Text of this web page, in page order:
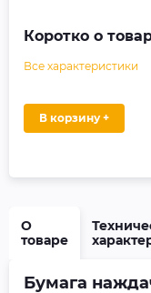
Коротко о
Все характеристики
В корзину +
О
товаре
Бумага